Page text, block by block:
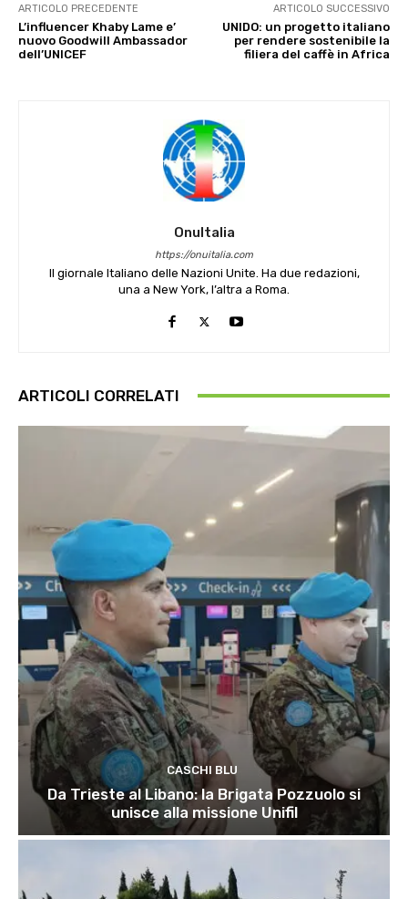
ARTICOLO PRECEDENTE
L’influencer Khaby Lame e’
nuovo Goodwill Ambassador
dell’UNICEF
ARTICOLO SUCCESSIVO
UNIDO: un progetto italiano
per rendere sostenibile la
filiera del caffè in Africa
OnuItalia
https://onuitalia.com
Il giornale Italiano delle Nazioni Unite. Ha due redazioni,
una a New York, l’altra a Roma.
ARTICOLI CORRELATI
CASCHI BLU
Da Trieste al Libano: la Brigata Pozzuolo si
unisce alla missione Unifil